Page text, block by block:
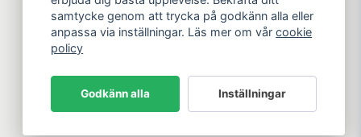
samtycke genom att trycka på godkänn alla eller
anpassa via inställningar. Läs mer om vårcookie
policy
Godkänn alla Inställningar